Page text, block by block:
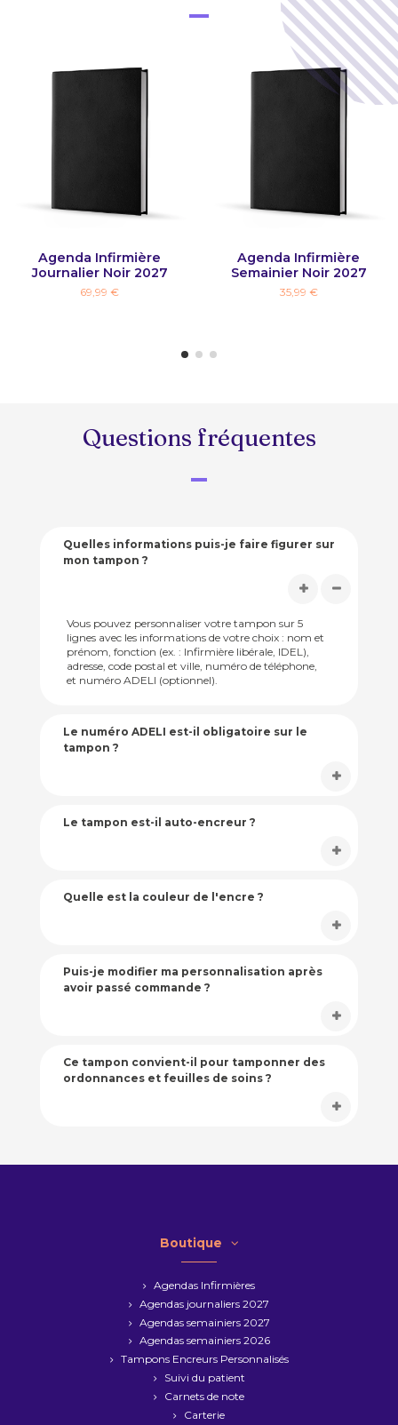
Agenda Infirmière
Journalier Noir 2027
69,99 €
Agenda Infirmière
Semainier Noir 2027
35,99 €
Questions fréquentes
Quelles informations puis-je faire figurer sur
mon tampon ?
Vous pouvez personnaliser votre tampon sur 5
lignes avec les informations de votre choix : nom et
prénom, fonction (ex. : Infirmière libérale, IDEL),
adresse, code postal et ville, numéro de téléphone,
et numéro ADELI (optionnel).
Le numéro ADELI est-il obligatoire sur le
tampon ?
Le tampon est-il auto-encreur ?
Quelle est la couleur de l'encre ?
Puis-je modifier ma personnalisation après
avoir passé commande ?
Ce tampon convient-il pour tamponner des
ordonnances et feuilles de soins ?
Boutique
Agendas Infirmières
Agendas journaliers 2027
Agendas semainiers 2027
Agendas semainiers 2026
Tampons Encreurs Personnalisés
Suivi du patient
Carnets de note
Carterie